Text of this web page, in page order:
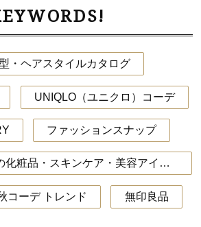
・ヘアスタイルカタログ
UNIQLO（ユニクロ）コーデ
ファッションスナップ
40代におすすめの化粧品・スキンケア・美容アイテム
コーデ トレンド 無印良品